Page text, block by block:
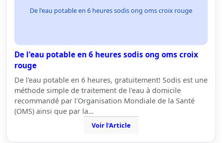
De l'eau potable en 6 heures sodis ong oms croix rouge
De l'eau potable en 6 heures sodis ong oms croix
rouge
De l'eau potable en 6 heures, gratuitement! Sodis est une
méthode simple de traitement de l'eau à domicile
recommandé par l'Organisation Mondiale de la Santé
(OMS) ainsi que par la…
Voir l'Article